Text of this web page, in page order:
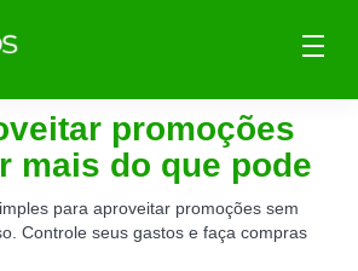
promoções
mais do que pode
para aproveitar promoções sem
Controle seus gastos e faça compras